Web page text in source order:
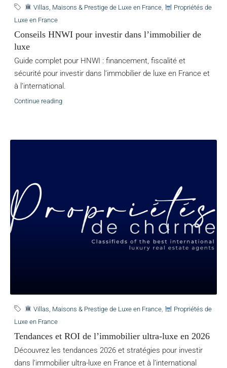
Villas, Maisons & Prestige de Luxe en France,
Propriétés de
Luxe en France
Conseils HNWI pour investir dans l’immobilier de
luxe
Guide complet pour HNWI : financement, fiscalité et
sécurité pour investir dans l’immobilier de luxe en France et
à l’international.
Continue reading
Villas, Maisons & Prestige de Luxe en France,
Propriétés de
Luxe en France
Tendances et ROI de l’immobilier ultra-luxe en 2026
Découvrez les tendances 2026 et stratégies pour investir
dans l’immobilier ultra-luxe en France et à l’international